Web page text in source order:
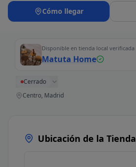
Cómo llegar
Disponible en tienda local verificada
Matuta Home
Cerrado
Centro, Madrid
Ubicación de la Tienda